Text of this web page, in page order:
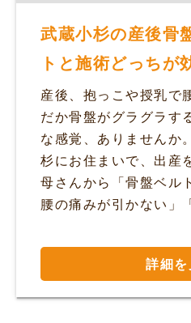
武蔵小杉の産後骨
トと施術どっちが
産後、抱っこや授乳で
だか骨盤がグラグラ
な感覚、ありませんか
杉にお住まいで、出産
母さんから「骨盤ベル
腰の痛みが引かない」
詳細を